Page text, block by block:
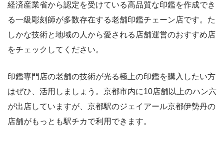
経済産業省から認定を受けている高品質な印鑑を作成でき
る一級彫刻師が多数存在する老舗印鑑チェーン店です。た
しかな技術と地域の人から愛される店舗運営のおすすめ店
をチェックしてください。
印鑑専門店の老舗の技術が光る極上の印鑑を購入したい方
はぜひ、活用しましょう。京都市内に10店舗以上のハン六
が出店していますが、京都駅のジェイアール京都伊勢丹の
店舗がもっとも駅チカで利用できます。